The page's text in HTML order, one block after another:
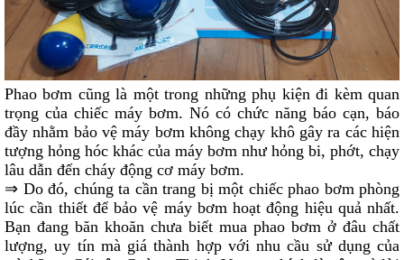
Phao bơm cũng là một trong những phụ kiện đi kèm quan
trọng của chiếc máy bơm. Nó có chức năng báo cạn, báo
đầy nhằm bảo vệ máy bơm không chạy khô gây ra các hiện
tượng hỏng hóc khác của máy bơm như hỏng bi, phớt, chạy
lâu dẫn đến cháy động cơ máy bơm.
⇒ Do đó, chúng ta cần trang bị một chiếc phao bơm phòng
lúc cần thiết để bảo vệ máy bơm hoạt động hiệu quả nhất.
Bạn đang băn khoăn chưa biết mua phao bơm ở đâu chất
lượng, uy tín mà giá thành hợp với nhu cầu sử dụng của